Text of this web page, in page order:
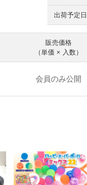
出荷予定日
販売価格
（単価 × 入数）
会員のみ公開